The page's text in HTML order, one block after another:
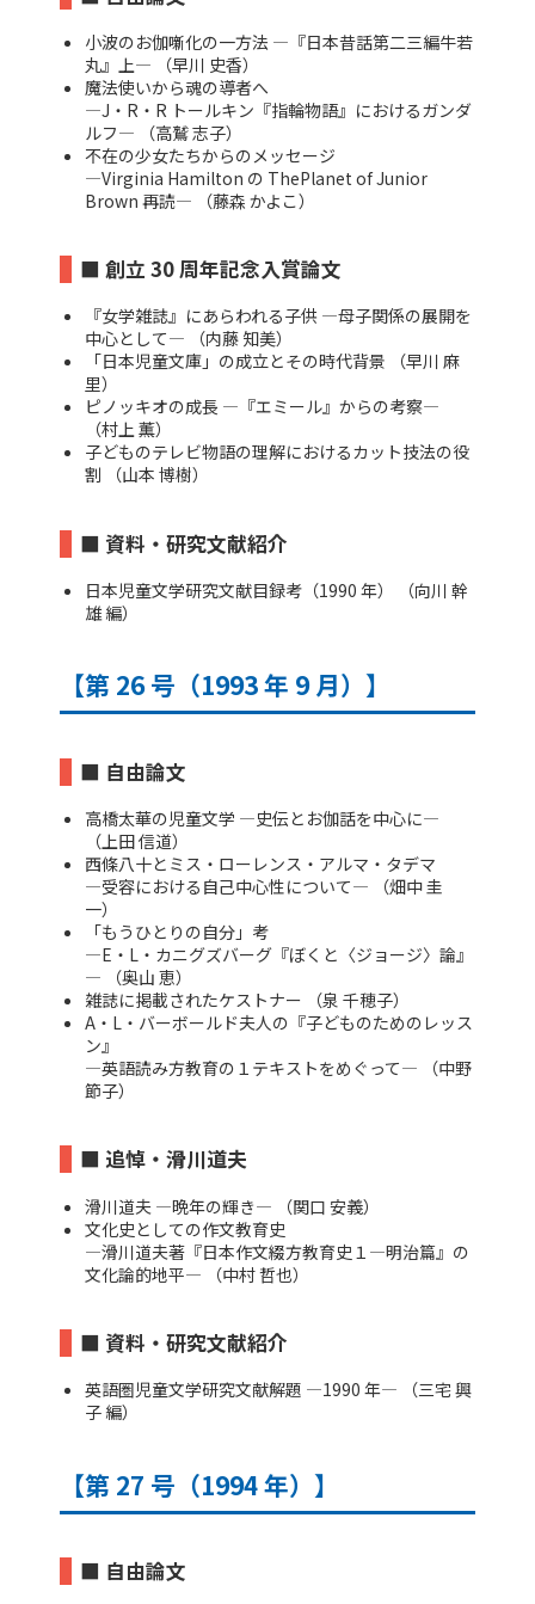
小波のお伽噺化の一方法 ―『日本昔話第二三編牛若
丸』上― （早川 史香）
魔法使いから魂の導者へ
―J・R・R トールキン『指輪物語』におけるガンダ
ルフ― （高鷲 志子）
不在の少女たちからのメッセージ
―Virginia Hamilton の ThePlanet of Junior
Brown 再読― （藤森 かよこ）
■ 創立 30 周年記念入賞論文
『女学雑誌』にあらわれる子供 ―母子関係の展開を
中心として― （内藤 知美）
「日本児童文庫」の成立とその時代背景 （早川 麻
里）
ピノッキオの成長 ―『エミール』からの考察―
（村上 薫）
子どものテレビ物語の理解におけるカット技法の役
割 （山本 博樹）
■ 資料・研究文献紹介
日本児童文学研究文献目録考（1990 年） （向川 幹
雄 編）
【第 26 号（1993 年 9 月）】
■ 自由論文
高橋太華の児童文学 ―史伝とお伽話を中心に―
（上田 信道）
西條八十とミス・ローレンス・アルマ・タデマ
―受容における自己中心性について― （畑中 圭
一）
「もうひとりの自分」考
―E・L・カニグズバーグ『ぼくと〈ジョージ〉論』
― （奥山 恵）
雑誌に掲載されたケストナー （泉 千穂子）
A・L・バーボールド夫人の『子どものためのレッス
ン』
―英語読み方教育の１テキストをめぐって― （中野
節子）
■ 追悼・滑川道夫
滑川道夫 ―晩年の輝き― （関口 安義）
文化史としての作文教育史
―滑川道夫著『日本作文綴方教育史１―明治篇』の
文化論的地平― （中村 哲也）
■ 資料・研究文献紹介
英語圏児童文学研究文献解題 ―1990 年― （三宅 興
子 編）
【第 27 号（1994 年）】
■ 自由論文